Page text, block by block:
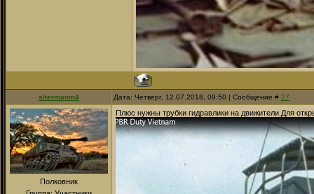
shermanm4 Дата: Четверг, 12.07.2018, 09:50 | Сообщение # 27
Полковник
Плюс нужны трубки гидравлики на движители.Для